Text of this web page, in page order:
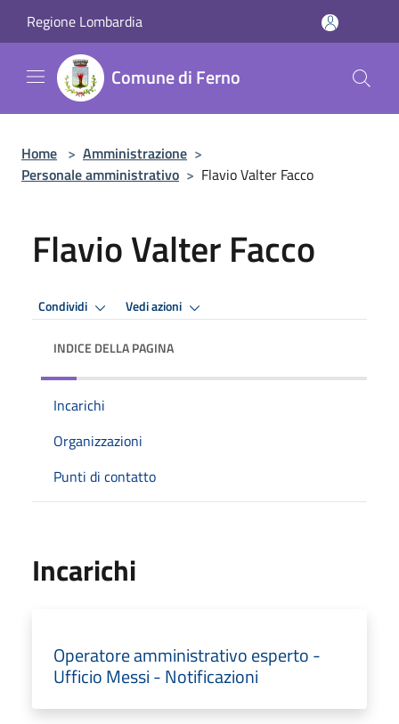
Regione Lombardia
Comune di Ferno
Home > Amministrazione >
Personale amministrativo > Flavio Valter Facco
Flavio Valter Facco
Condividi Vedi azioni
INDICE DELLA PAGINA
Incarichi
Organizzazioni
Punti di contatto
Incarichi
Operatore amministrativo esperto -
Ufficio Messi - Notificazioni